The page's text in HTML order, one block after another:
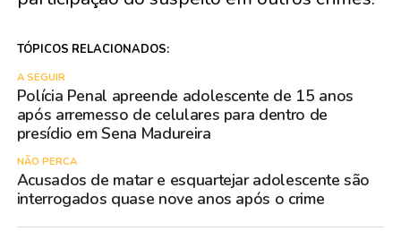
TÓPICOS RELACIONADOS:
A SEGUIR
Polícia Penal apreende adolescente de 15 anos
após arremesso de celulares para dentro de
presídio em Sena Madureira
NÃO PERCA
Acusados de matar e esquartejar adolescente são
interrogados quase nove anos após o crime